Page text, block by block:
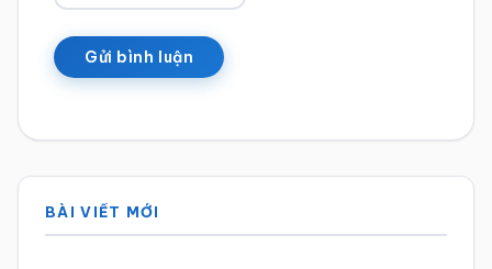
Sidebar
chính
BÀI VIẾT MỚI